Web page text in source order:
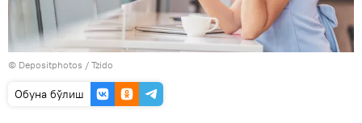
© Depositphotos / Tzido
Oбуна бўлиш